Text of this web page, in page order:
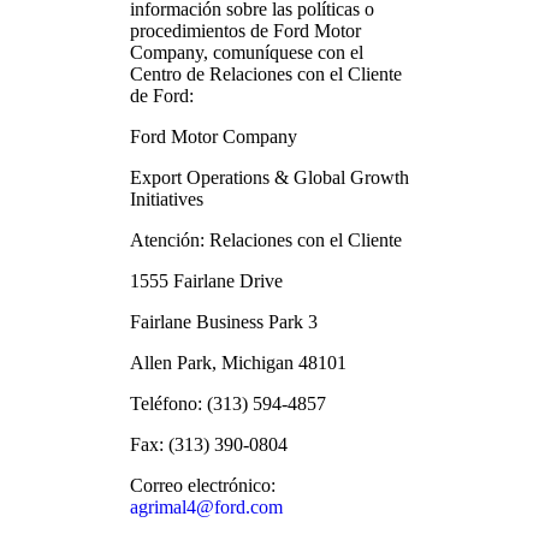
información sobre las políticas o
procedimientos de Ford Motor
Company, comuníquese con el
Centro de Relaciones con el Cliente
de Ford:
Ford Motor Company
Export Operations & Global Growth
Initiatives
Atención: Relaciones con el Cliente
1555 Fairlane Drive
Fairlane Business Park 3
Allen Park, Michigan 48101
Teléfono: (313) 594-4857
Fax: (313) 390-0804
Correo electrónico:
agrimal4@ford.com